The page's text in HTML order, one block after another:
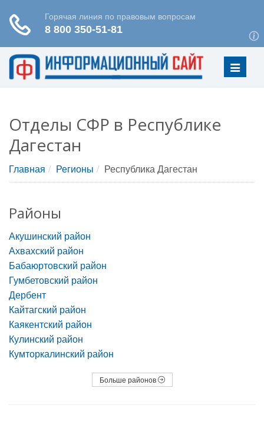
Меню
Отделы СФР в Республике
Дагестан
Главная Регионы Республика Дагестан
Районы
Акушинский район
Ахвахский район
Бабаюртовский район
Гумбетовский район
Дербент
Кайтагский район
Каякентский район
Кулинский район
Кумторкалинский район
Больше районов